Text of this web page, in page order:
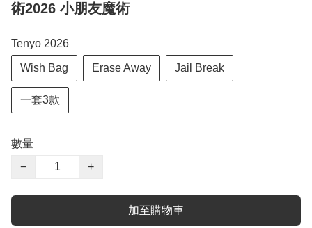
術2026 小朋友魔術
Tenyo 2026
Wish Bag Erase Away Jail Break
一套3款
數量
−
+
加至購物車